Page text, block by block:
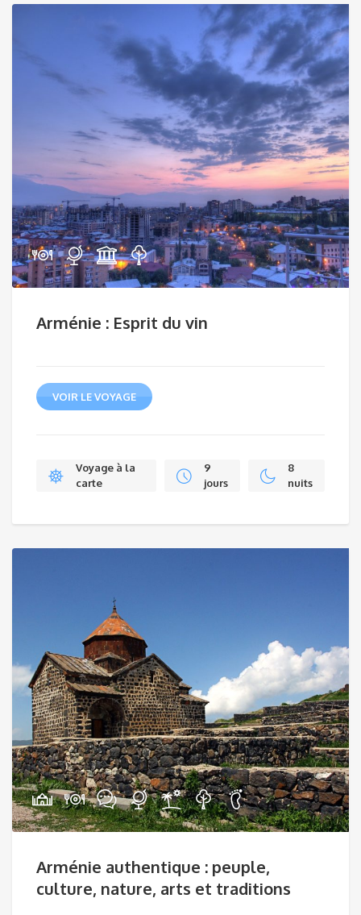
Arménie : Esprit du vin
VOIR LE VOYAGE
Voyage à la
carte
9
jours
8
nuits
Arménie authentique : peuple,
culture, nature, arts et traditions